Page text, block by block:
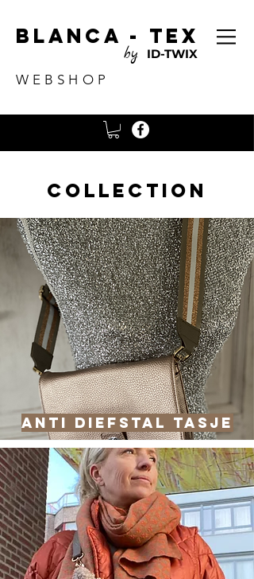
Blanca - tex
by ID-TWIX
WEBSHOP
Collection
Anti diefstal tasje